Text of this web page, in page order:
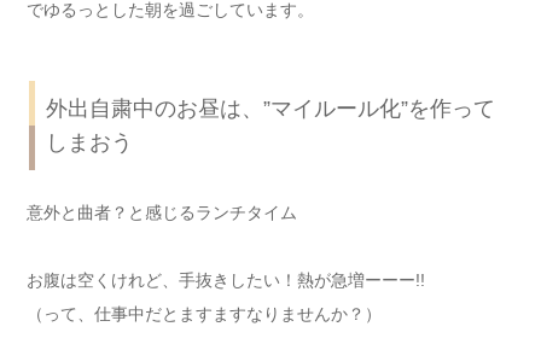
でゆるっとした朝を過ごしています。
外出自粛中のお昼は、”マイルール化”を作って
しまおう
意外と曲者？と感じるランチタイム
お腹は空くけれど、手抜きしたい！熱が急増ーーー!!
（って、仕事中だとますますなりませんか？）